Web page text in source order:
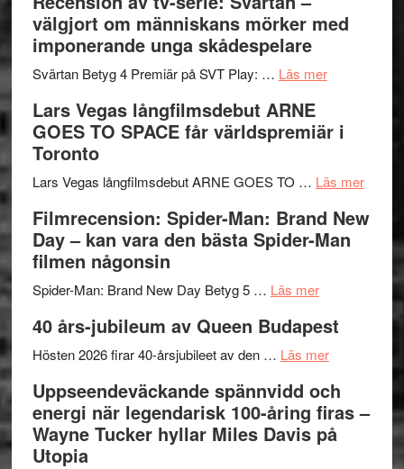
rolig
spännande
Jackie
i
valet
Vem
styra
välgjort om människans mörker med
imponerande unga skådespelare
Svärtan Betyg 4 Premiär på SVT Play: … Läs merom
tv-
Svärtan
välgjort
om
imponerande
unga
Lars Vegas långfilmsdebut ARNE
GOES TO SPACE får världspremiär i
Toronto
Lars Vegas långfilmsdebut ARNE GOES TO … Läs merom
Vegas
GOES
Filmrecension: Spider-Man: Brand New
Day – kan vara den bästa Spider-Man
filmen någonsin
Spider-Man: Brand New Day Betyg 5 … Läs merom
Spider-
Man:
New
Day
–
40 års-jubileum av Queen Budapest
Hösten 2026 firar 40-årsjubileet av den … Läs merom
års-
jubileum
av
Uppseendeväckande spännvidd och
energi när legendarisk 100-åring firas –
Wayne Tucker hyllar Miles Davis på
Utopia